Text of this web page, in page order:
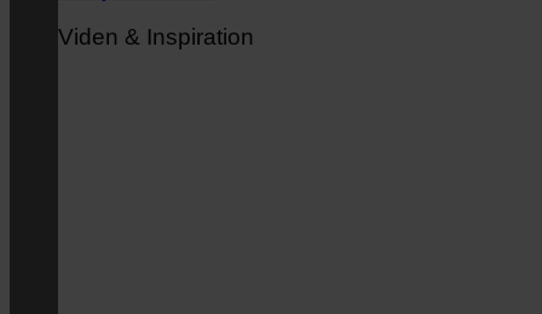
Viden & Inspiration